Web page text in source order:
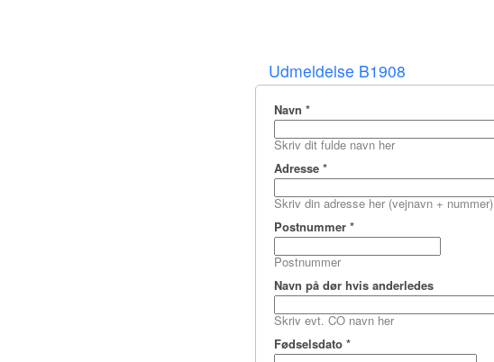
Udmeldelse B1908
Navn *
Skriv dit fulde navn her
Adresse *
Skriv din adresse her (vejnavn + nummer)
Postnummer *
Postnummer
Navn på dør hvis anderledes
Skriv evt. CO navn her
Fødselsdato *